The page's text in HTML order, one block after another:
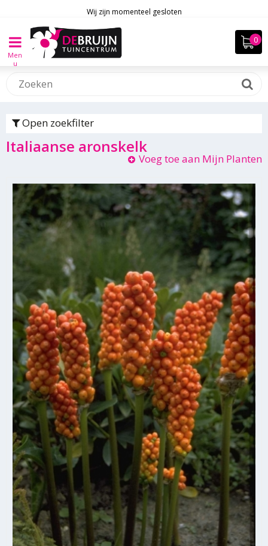
Men
u
Wij zijn momenteel gesloten
Open zoekfilter
Italiaanse aronskelk
Voeg toe aan Mijn Planten